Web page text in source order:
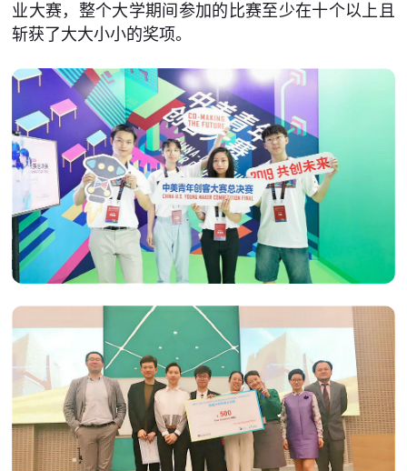
业大赛，整个大学期间参加的比赛至少在十个以上且
斩获了大大小小的奖项。